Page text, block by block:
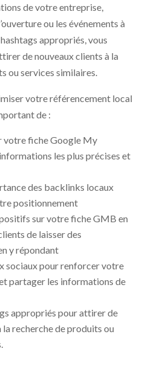
de votre entreprise,
ou les événements à
appropriés, vous
de nouveaux clients à la
ou services similaires.
votre référencement local
de :
votre fiche Google My
les plus précises et
des backlinks locaux
positionnement
sur votre fiche GMB en
de laisser des
y répondant
sociaux pour renforcer votre
partager les informations de
appropriés pour attirer de
la recherche de produits ou